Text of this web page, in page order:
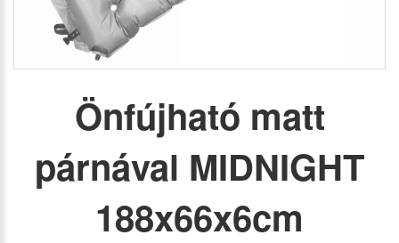
Önfújható matt
párnával MIDNIGHT
188x66x6cm